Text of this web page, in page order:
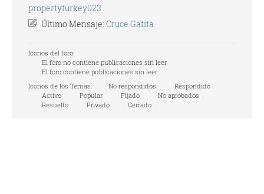
propertyturkey023
Último Mensaje: Cruce Gatita
Iconos del foro:
El foro no contiene publicaciones sin leer
El foro contiene publicaciones sin leer
Iconos de los Temas:
No respondidos
Respondido
Activo
Popular Fijado
No aprobados
Resuelto
Privado Cerrado